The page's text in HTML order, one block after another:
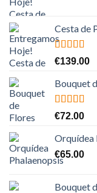
Cesta de
Avaliação
€139.00
Bouquet
Avaliação
€72.00
Orquídea
€65.00
Bouquet